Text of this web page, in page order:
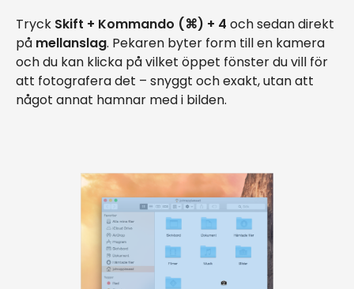
Tryck Skift + Kommando (⌘) + 4 och sedan direkt
på mellanslag. Pekaren byter form till en kamera
och du kan klicka på vilket öppet fönster du vill för
att fotografera det – snyggt och exakt, utan att
något annat hamnar med i bilden.